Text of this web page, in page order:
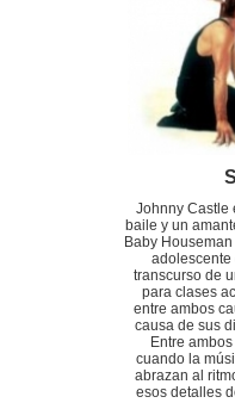
Johnny Castle
baile y un
Baby
adolescente
transcurso de
para clases
entre ambos
causa de sus
Entre
cuando la
abrazan al
esos detalles